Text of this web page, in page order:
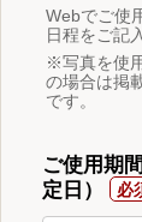
Webでご使
日程をご記
※写真を使
の場合は掲
です。
ご使用期
定日）